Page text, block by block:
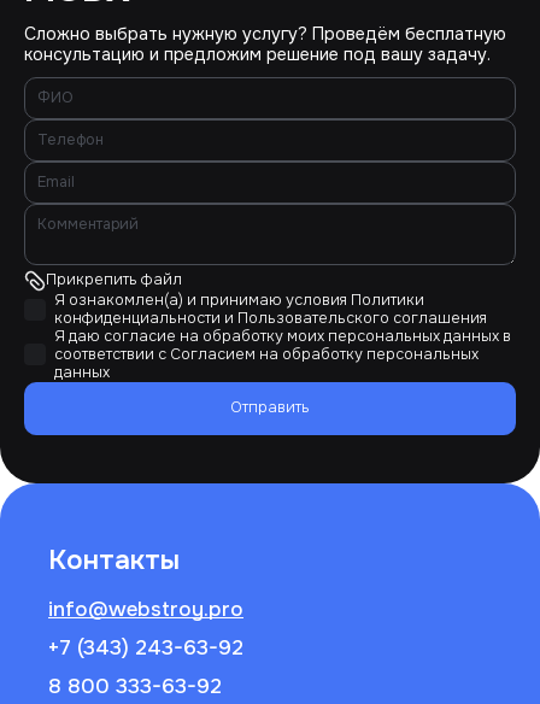
Сложно выбрать нужную услугу? Проведём бесплатную
консультацию и предложим решение под вашу задачу.
Прикрепить файл
Я ознакомлен(а) и принимаю условия Политики
конфиденциальности и Пользовательского соглашения
Я даю согласие на обработку моих персональных данных в
соответствии с Согласием на обработку персональных
данных
Отправить
Контакты
info@webstroy.pro
+7 (343) 243-63-92
8 800 333-63-92